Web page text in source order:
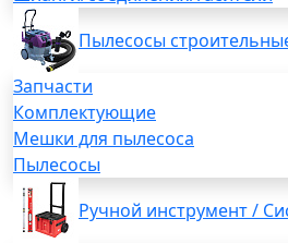
Пылесосы
Запчасти
Комплектующие
Мешки для пылесоса
Пылесосы
Ручной инструмент /